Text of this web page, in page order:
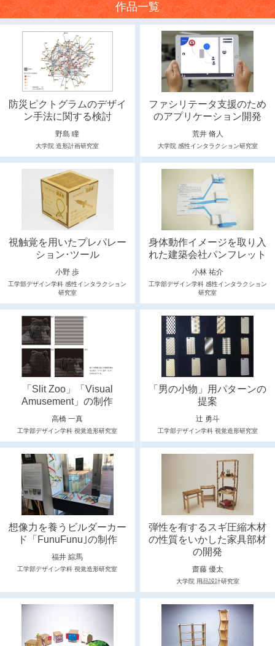
作品一覧
防災ピクトグラムのデザイ
ン手法に関する検討
野島 瞳
大学院 造形計画研究室
ファシリテータ支援のため
のアプリケーション開発
荒井 脩人
大学院 感性インタラクション研究室
視触覚を用いたプレパレー
ション･ツール
小野 歩
工学部デザイン学科 感性インタラクション
研究室
身体動作イメージを取り入
れた建築会社パンフレット
小林 祐介
工学部デザイン学科 感性インタラクション
研究室
「Slit Zoo」「Visual
Amusement」の制作
高橋 一真
工学部デザイン学科 視覚造形研究室
「男の小物」用パターンの
提案
辻 勇斗
工学部デザイン学科 視覚造形研究室
想像力を養うビルダーカー
ド「FunuFunu｣の制作
福井 綜馬
工学部デザイン学科 視覚造形研究室
弾性を有するスギ圧縮木材
の性質をいかした家具部材
の開発
齋藤 優太
大学院 用品設計研究室